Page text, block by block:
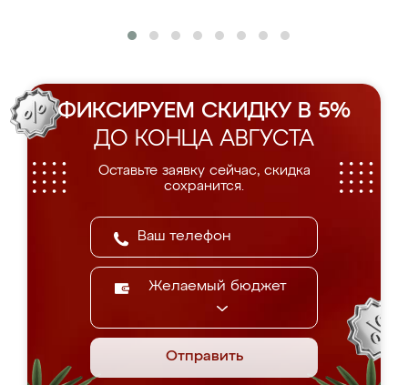
ФИКСИРУЕМ СКИДКУ В 5%
ДО КОНЦА АВГУСТА
Оставьте заявку сейчас, скидка
сохранится.
Желаемый бюджет
Отправить